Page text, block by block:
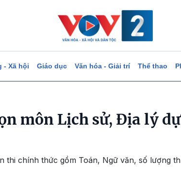
- Xã hội Giáo dục Văn hóa - Giải trí Thể thao
môn Lịch sử, Địa lý
thi chính thức gồm Toán, Ngữ văn, số lượng